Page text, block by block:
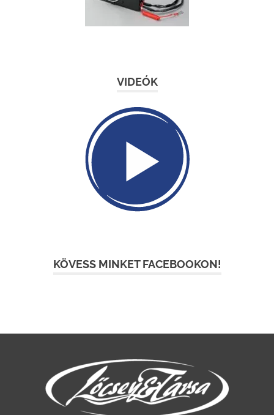
VIDEÓK
KÖVESS MINKET FACEBOOKON!